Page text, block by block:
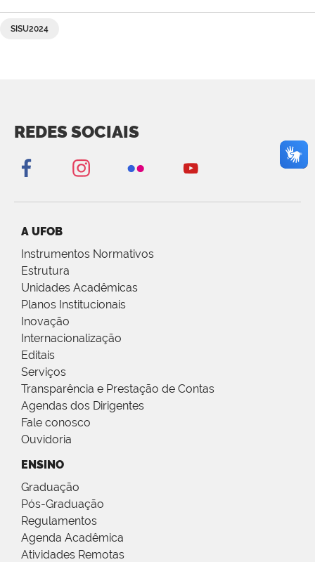
SISU2024
REDES SOCIAIS
A UFOB
Instrumentos Normativos
Estrutura
Unidades Acadêmicas
Planos Institucionais
Inovação
Internacionalização
Editais
Serviços
Transparência e Prestação de Contas
Agendas dos Dirigentes
Fale conosco
Ouvidoria
ENSINO
Graduação
Pós-Graduação
Regulamentos
Agenda Acadêmica
Atividades Remotas